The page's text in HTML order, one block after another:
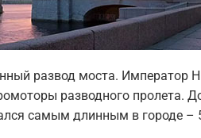
развод моста. Император
разводного пролета.
самым длинным в городе –